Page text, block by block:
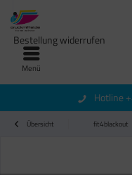
Menü
Bestellung widerrufen
Hotline
Übersicht fit4blackout